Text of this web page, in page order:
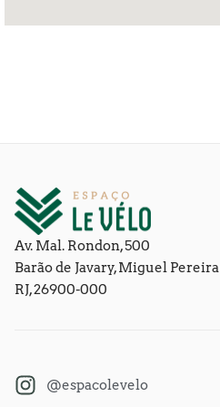
Av. Mal. Rondon, 500
Barão de Javary, Miguel Pereira
RJ, 26900-000
@espacolevelo